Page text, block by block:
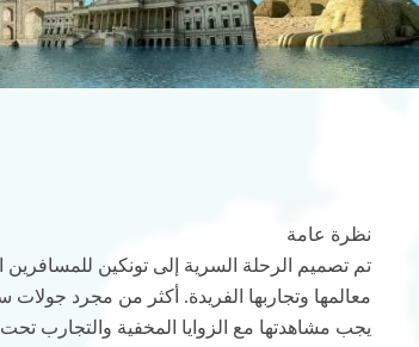
نظرة عامة
تم تصميم الرحلة السرية إلى تونكين
معالمها وتجاربها الفريدة. أكثر من مجرد جولات
يجب مشاهدتها مع الزوايا المخفية والتجارب